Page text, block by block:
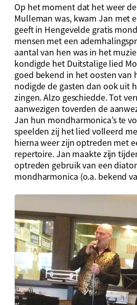
Op het moment dat het weer
Mulleman was, kwam Jan met
geeft in Hengevelde gratis
mensen met een
aantal van hen was in het
kondigde het Duitstalige lied
goed bekend in het oosten van
nodigde de gasten dan ook uit
zingen. Alzo geschiedde. Tot
aanwezigen toverden de
Jan hun mondharmonica’s te
speelden zij het lied volleerd
hierna weer zijn optreden met
repertoire. Jan maakte zijn
optreden gebruik van een
mondharmonica (o.a. bekend